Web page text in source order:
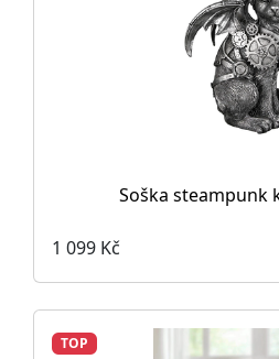
Soška steampunk
1 099 Kč
TOP